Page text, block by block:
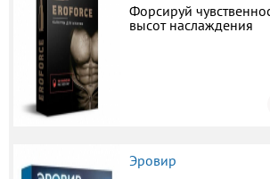
Форсируй
высот наслаждения
Эровир